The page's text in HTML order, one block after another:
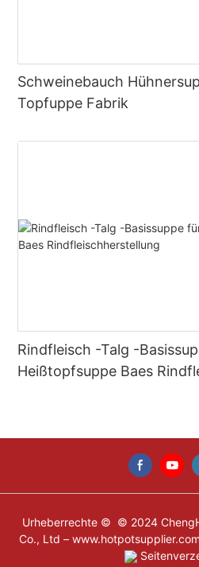
Schweinebauch
Topfuppe Fabrik
Rindfleisch -Talg -
Heißtopfsuppe Baes
Urheberrechte © © 2024
Co., Ltd – www.hotpotsupplier.com